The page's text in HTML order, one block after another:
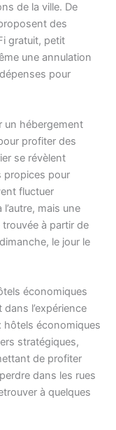
de la ville. De
des
gratuit, petit
une annulation
pour
un hébergement
profiter des
se révèlent
propices pour
fluctuer
mais une
à partir de
le jour le
économiques
l’expérience
hôtels économiques
stratégiques,
de profiter
dans les rues
à quelques